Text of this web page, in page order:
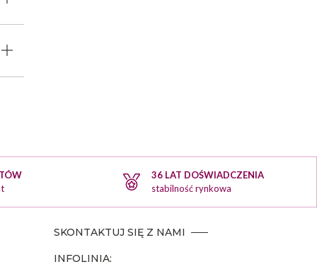
36 LAT DOŚWIADCZENIA
stabilność rynkowa
SKONTAKTUJ SIĘ Z NAMI
INFOLINIA: